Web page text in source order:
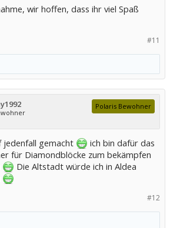
wir hoffen, dass ihr viel Spaß
#11
Polaris Bewohner
jedenfall gemacht
ich bin dafür das
für Diamondblöcke zum bekämpfen
Die Altstadt würde ich in Aldea
#12